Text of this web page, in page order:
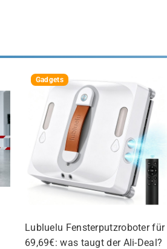
Gadgets
Lubluelu Fensterputzroboter für
69,69€: was taugt der Ali-Deal?